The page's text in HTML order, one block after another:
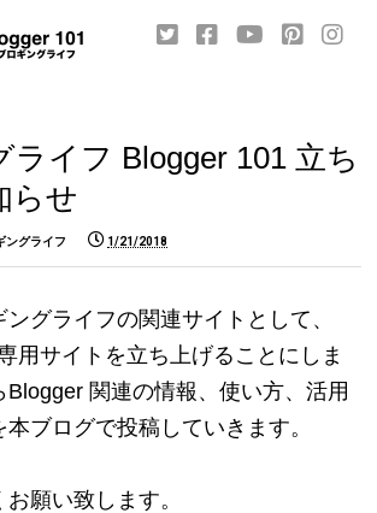
ライフ Blogger 101 立ち
らせ
ングライフ 1/21/2018
グライフの関連サイトとして、
用サイトを立ち上げることにしま
Blogger 関連の情報、使い方、活用
ブログで投稿していきます。
願い致します。